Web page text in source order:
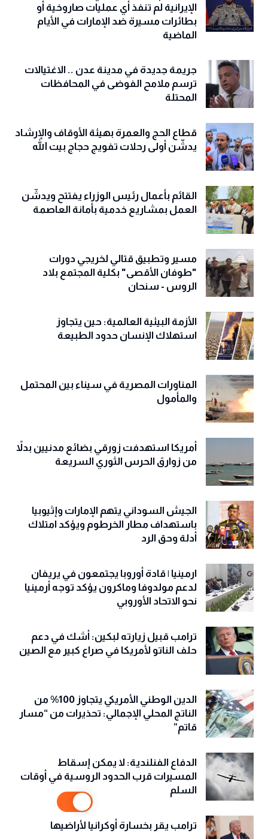
الإيرانية لم تنفذ أي عمليات صاروخية أو
بطائرات مسيرة ضد الإمارات في الأيام
الماضية
جريمة جديدة في مدينة عدن .. الاغتيالات
ترسم ملامح الفوضى في المحافظات
المحتلة
قطاع الحج والعمرة بهيئة الأوقاف والإرشاد
يدشّن أولى رحلات تفويج حجاج بيت الله
القائم بأعمال رئيس الوزراء يفتتح ويدشّن
العمل بمشاريع خدمية بأمانة العاصمة
مسير وتطبيق قتالي لخريجي دورات
"طوفان الأقصى" بكلية المجتمع بلاد
الروس - سنحان
الأزمة البيئية العالمية: حين يتجاوز
استهلاك الإنسان حدود الطبيعة
المناورات المصرية في سيناء بين المحتمل
والمأمول
أمريكا استهدفت زورقي بضائع مدنيين بدلاً
من زوارق الحرس الثوري السريعة
الجيش السوداني يتهم الإمارات وإثيوبيا
باستهداف مطار الخرطوم ويؤكد امتلاك
أدلة وحق الرد
ارمينيا | قادة أوروبا يجتمعون في يريفان
لدعم مولدوفا وماكرون يؤكد توجه أرمينيا
نحو الاتحاد الأوروبي
ترامب قبيل زيارته لبكين: أشك في دعم
حلف الناتو لأمريكا في صراع كبير مع الصين
الدين الوطني الأمريكي يتجاوز 100% من
الناتج المحلي الإجمالي: تحذيرات من “مسار
قاتم”
الدفاع الفنلندية: لا يمكن إسقاط
المسيرات قرب الحدود الروسية في أوقات
السلم
ترامب يقر بخسارة أوكرانيا لأراضيها